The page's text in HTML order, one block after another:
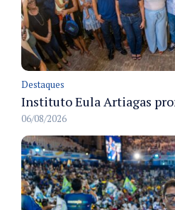
Destaques
06/08/2026